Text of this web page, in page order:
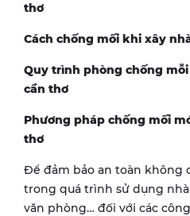
thơ
Cách chống mối khi xây
Quy trình phòng chống
cần thơ
Phương pháp chống mối
thơ
Để đảm bảo an toàn không
trong quá trình sử dụng
văn phòng… đối với các